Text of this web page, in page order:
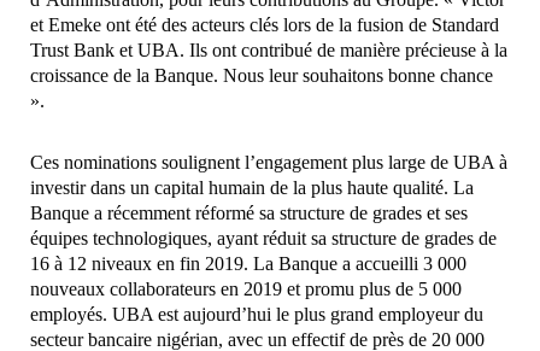
et Emeke ont été des acteurs clés lors de la fusion de Standard
Trust Bank et UBA. Ils ont contribué de manière précieuse à la
croissance de la Banque. Nous leur souhaitons bonne chance
».
Ces nominations soulignent l’engagement plus large de UBA à
investir dans un capital humain de la plus haute qualité. La
Banque a récemment réformé sa structure de grades et ses
équipes technologiques, ayant réduit sa structure de grades de
16 à 12 niveaux en fin 2019. La Banque a accueilli 3 000
nouveaux collaborateurs en 2019 et promu plus de 5 000
employés. UBA est aujourd’hui le plus grand employeur du
secteur bancaire nigérian, avec un effectif de près de 20 000